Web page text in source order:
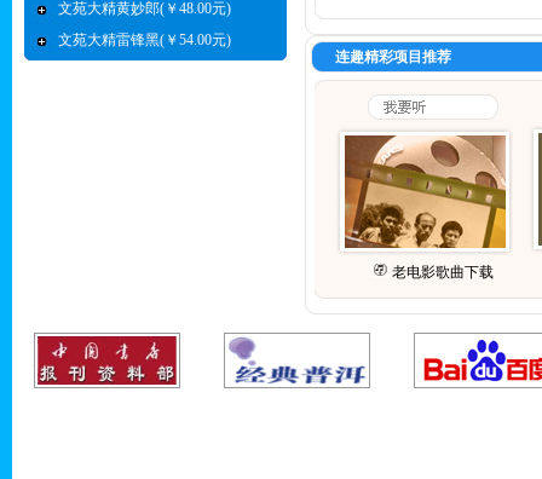
文苑大精黄妙郎(￥48.00元)
文苑大精雷锋黑(￥54.00元)
连趣精彩项目推荐
老电影歌曲下载